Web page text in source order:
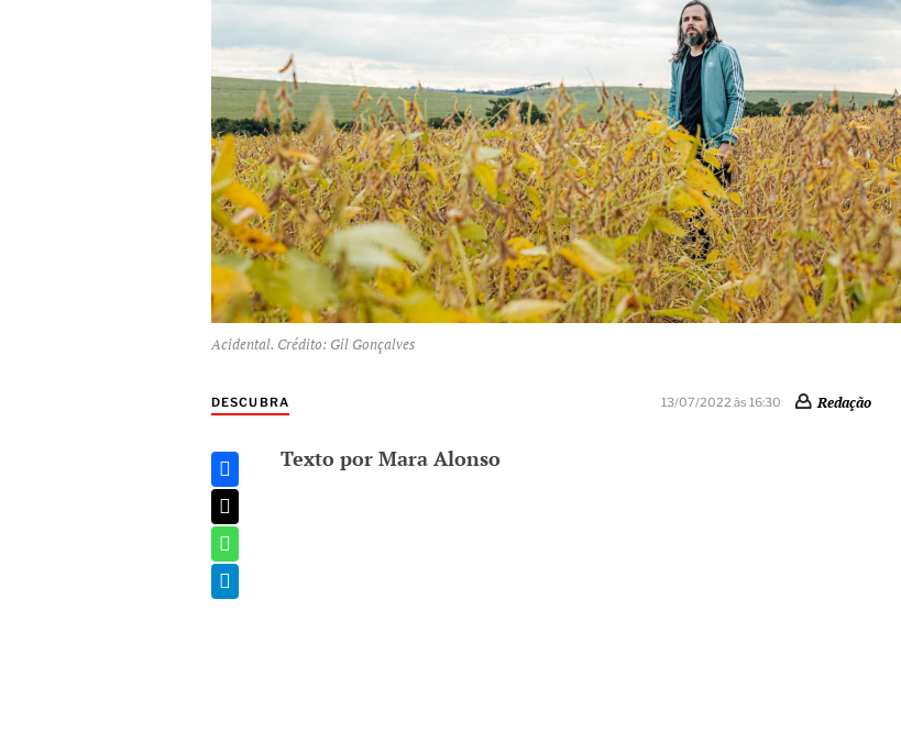
Acidental. Crédito: Gil Gonçalves
DESCUBRA 13/07/2022 às 16:30 Redação
Texto por Mara Alonso